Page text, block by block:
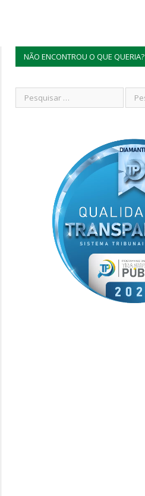
NÃO ENCONTROU O QUE QUERIA?